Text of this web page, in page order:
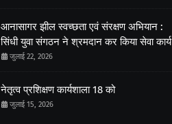
आनासागर झील स्वच्छता एवं संरक्षण अभियान :
सिंधी युवा संगठन ने श्रमदान कर किया सेवा कार्य
जुलाई 22, 2026
नेतृत्व प्रशिक्षण कार्यशाला 18 को
जुलाई 15, 2026